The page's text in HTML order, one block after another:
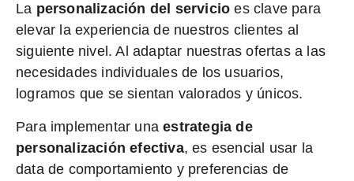
La personalización del servicio es clave para
elevar la experiencia de nuestros clientes al
siguiente nivel. Al adaptar nuestras ofertas a las
necesidades individuales de los usuarios,
logramos que se sientan valorados y únicos.
Para implementar unaestrategia de
personalización efectiva, es esencial usar la
data de comportamiento y preferencias de